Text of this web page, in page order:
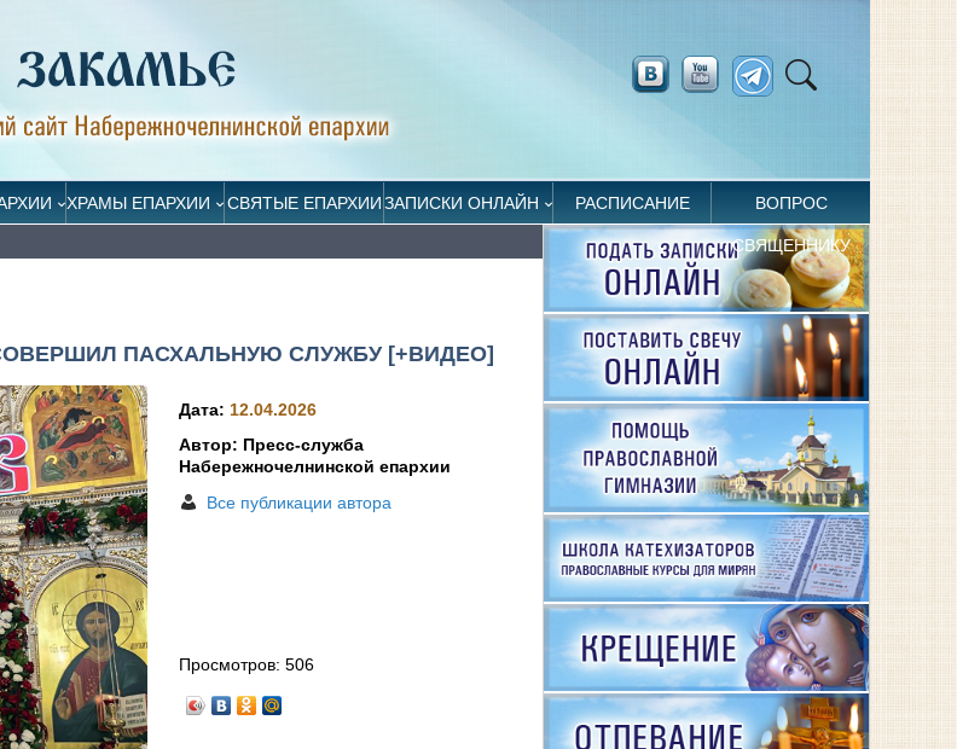
ХРАМЫ ЕПАРХИИ СВЯТЫЕ ЕПАРХИИЗАПИСКИ ОНЛАЙН РАСПИСАНИЕ ВОПРОС
СВЯЩЕННИКУ
ПАСХАЛЬНУЮ СЛУЖБУ [+ВИДЕО]
Дата: 12.04.2026
Автор: Пресс-служба
Набережночелнинской епархии
Все публикации автора
Просмотров:506